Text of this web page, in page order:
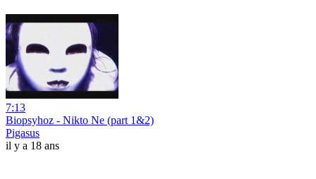
7:13
Biopsyhoz - Nikto Ne (part 1&2)
Pigasus
il y a 18 ans